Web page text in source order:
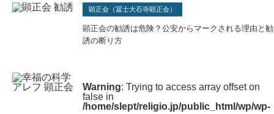
顕正会（冨士大石寺顕正会）
顕正会の勧誘は危険？公安からマークされる理由と勧
誘の断り方
Warning: Trying to access array offset on
false in
/home/slept/religio.jp/public_html/wp/wp-